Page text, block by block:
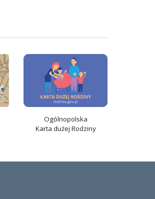
Ogólnopolska
Karta dużej Rodziny